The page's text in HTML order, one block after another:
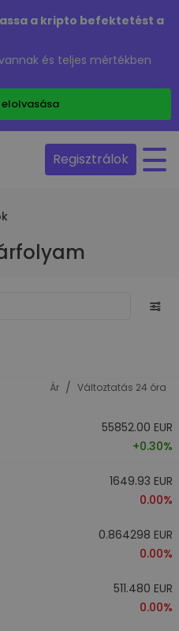
a kripto befektetést a
és teljes mértékben
elolvasása
Regisztrálok
Ár / Változtatás 24 óra
55852.00 EUR
+0.30%
1649.93 EUR
0.00%
0.864298 EUR
0.00%
511.480 EUR
0.00%